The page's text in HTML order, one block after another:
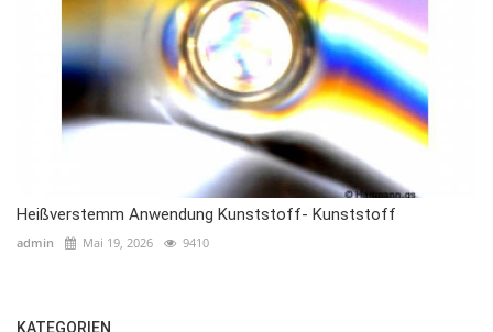
Heißverstemm Anwendung Kunststoff- Kunststoff
admin Mai 19, 2026 9410
KATEGORIEN